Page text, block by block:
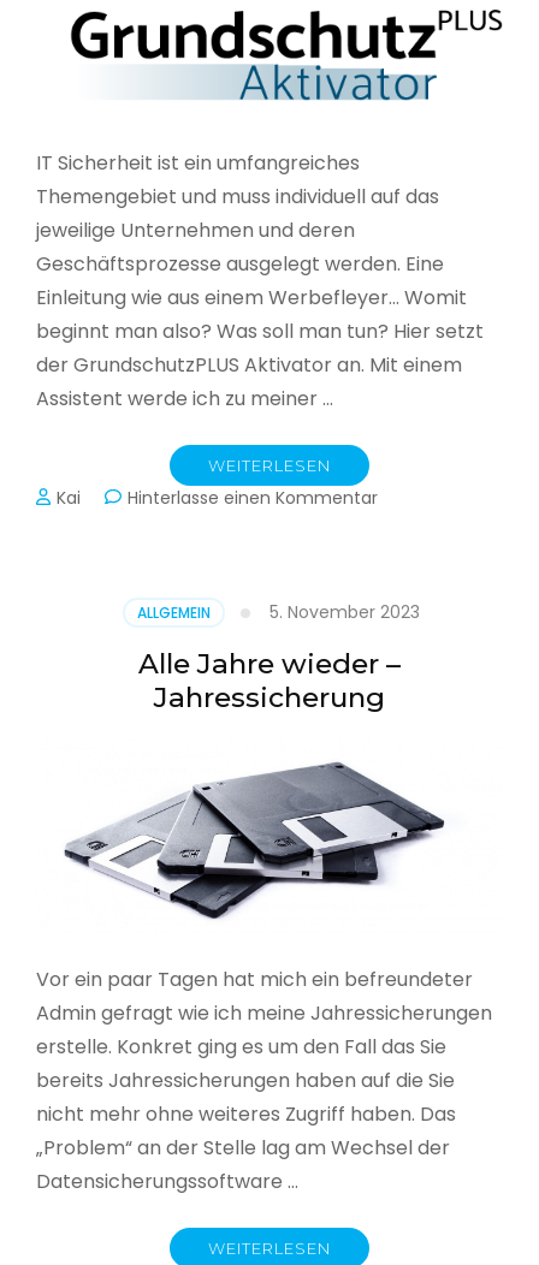
IT Sicherheit ist ein umfangreiches
Themengebiet und muss individuell auf das
jeweilige Unternehmen und deren
Geschäftsprozesse ausgelegt werden. Eine
Einleitung wie aus einem Werbefleyer… Womit
beginnt man also? Was soll man tun? Hier setzt
der GrundschutzPLUS Aktivator an. Mit einem
Assistent werde ich zu meiner …
WEITERLESEN
Kai Hinterlasse einen Kommentarzu
ALLGEMEIN 5. November 2023
Alle Jahre wieder –
Jahressicherung
Vor ein paar Tagen hat mich ein befreundeter
Admin gefragt wie ich meine Jahressicherungen
erstelle. Konkret ging es um den Fall das Sie
bereits Jahressicherungen haben auf die Sie
nicht mehr ohne weiteres Zugriff haben. Das
„Problem“ an der Stelle lag am Wechsel der
Datensicherungssoftware …
WEITERLESEN